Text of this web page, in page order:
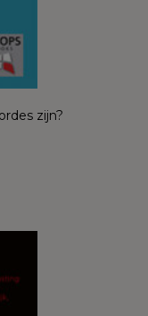
zijn?